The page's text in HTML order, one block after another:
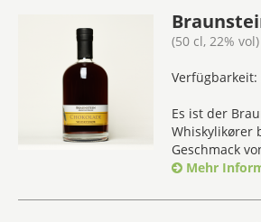
(50 cl, 22% vol)
Verfügbarkeit:
Es ist der
Whiskylikører
Geschmack
Mehr